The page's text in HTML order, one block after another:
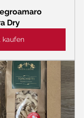
Dry
kaufen